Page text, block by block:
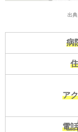
出典
病
ア
電